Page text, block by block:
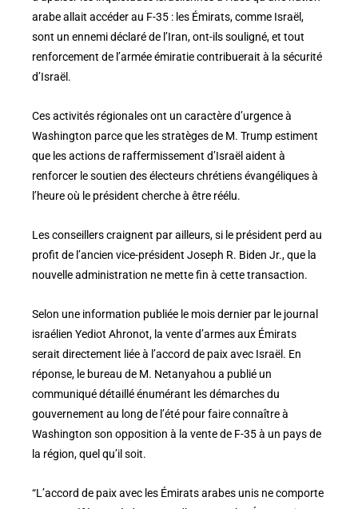
arabe allait accéder au F-35 : les Émirats, comme Israël,
sont un ennemi déclaré de l’Iran, ont-ils souligné, et tout
renforcement de l’armée émiratie contribuerait à la sécurité
d’Israël.
Ces activités régionales ont un caractère d’urgence à
Washington parce que les stratèges de M. Trump estiment
que les actions de raffermissement d’Israël aident à
renforcer le soutien des électeurs chrétiens évangéliques à
l’heure où le président cherche à être réélu.
Les conseillers craignent par ailleurs, si le président perd au
profit de l’ancien vice-président Joseph R. Biden Jr., que la
nouvelle administration ne mette fin à cette transaction.
Selon une information publiée le mois dernier par le journal
israélien Yediot Ahronot, la vente d’armes aux Émirats
serait directement liée à l’accord de paix avec Israël. En
réponse, le bureau de M. Netanyahou a publié un
communiqué détaillé énumérant les démarches du
gouvernement au long de l’été pour faire connaître à
Washington son opposition à la vente de F-35 à un pays de
la région, quel qu’il soit.
“L’accord de paix avec les Émirats arabes unis ne comporte